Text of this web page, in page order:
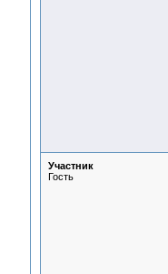
Участник
Гость